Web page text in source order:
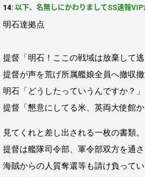
14: 以下、名無しにかわりましてSS速報
明石達拠点
提督「明石！ここの戦域は放棄して逃
提督が声を荒げ所属艦娘全員へ撤収撤
明石「どうしたっていうんですか？」
提督「懇意にしてる米、英両大使館か
見てくれと差し出される一枚の書類。
提督は艦隊司令部、軍令部双方を通
海賊からの人質奪還等も請け負って